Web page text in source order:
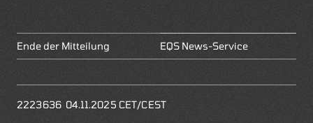
Ende der Mitteilung EQS News-Service
2223636 04.11.2025 CET/CEST